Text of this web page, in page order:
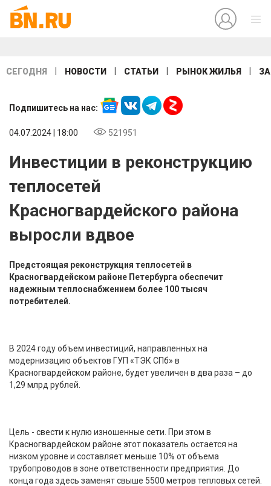
СЕГОДНЯ НОВОСТИ СТАТЬИ РЫНОК ЖИЛЬЯ
Подпишитесь на нас:
04.07.2024 | 18:00 521951
Инвестиции в реконструкцию
теплосетей
Красногвардейского района
выросли вдвое
Предстоящая реконструкция теплосетей в
Красногвардейском районе Петербурга обеспечит
надежным теплоснабжением более 100 тысяч
потребителей.
В 2024 году объем инвестиций, направленных на
модернизацию объектов ГУП «ТЭК СПб» в
Красногвардейском районе, будет увеличен в два раза – до
1,29 млрд рублей.
Цель - свести к нулю изношенные сети. При этом в
Красногвардейском районе этот показатель остается на
низком уровне и составляет меньше 10% от объема
трубопроводов в зоне ответственности предприятия. До
конца года здесь заменят свыше 5500 метров тепловых сетей.